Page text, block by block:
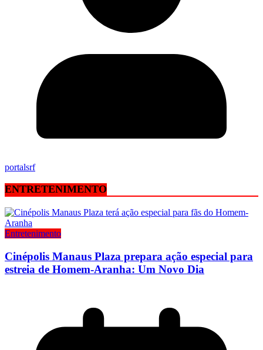
portalsrf
ENTRETENIMENTO
Entretenimento
Cinépolis Manaus Plaza prepara ação especial para
estreia de Homem-Aranha: Um Novo Dia